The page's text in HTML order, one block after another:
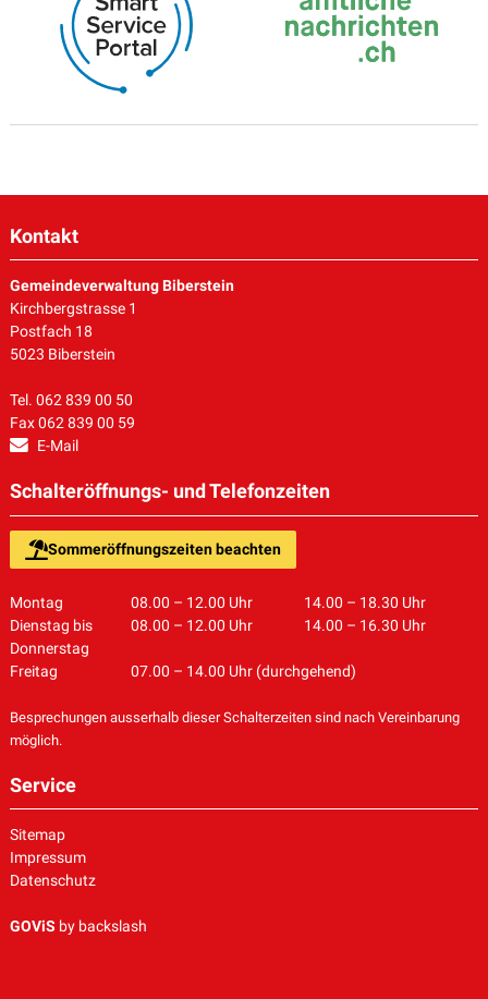
Kontakt
Gemeindeverwaltung Biberstein
Kirchbergstrasse 1
Postfach 18
5023 Biberstein
Tel. 062 839 00 50
Fax 062 839 00 59
E-Mail
Schalteröffnungs- und Telefonzeiten
Sommeröffnungszeiten beachten
Montag 08.00 – 12.00 Uhr
14.00 – 18.30 Uhr
Dienstag bis
Donnerstag
08.00 – 12.00 Uhr 14.00 – 16.30 Uhr
Freitag 07.00 – 14.00 Uhr (durchgehend)
Besprechungen ausserhalb dieser Schalterzeiten sind nach Vereinbarung
möglich.
Service
Sitemap
Impressum
Datenschutz
GOViS by backslash